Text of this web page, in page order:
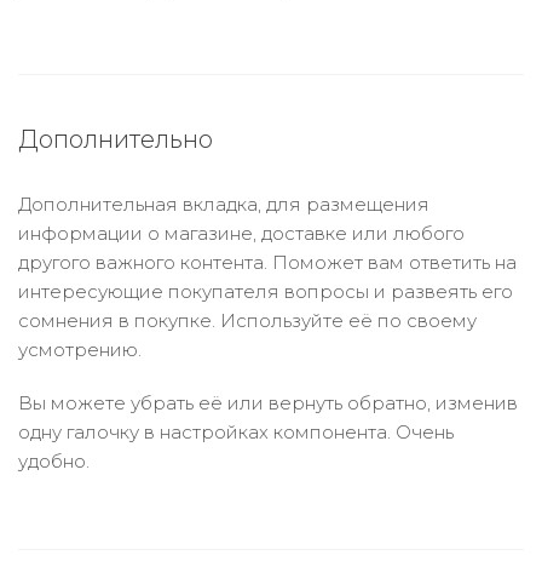
Дополнительно
Дополнительная вкладка, для размещения
информации о магазине, доставке или любого
другого важного контента. Поможет вам ответить на
интересующие покупателя вопросы и развеять его
сомнения в покупке. Используйте её по своему
усмотрению.
Вы можете убрать её или вернуть обратно, изменив
одну галочку в настройках компонента. Очень
удобно.